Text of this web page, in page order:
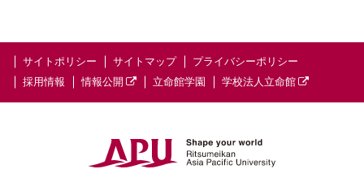
サイトポリシー サイトマップ
プライバシーポリシー
採用情報
情報公開 立命館学園 学校法人立命館